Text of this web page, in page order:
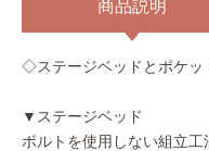
商品説明
◇ステージベッドとポケッ
▼ステージベッド
ボルトを使用しない組立